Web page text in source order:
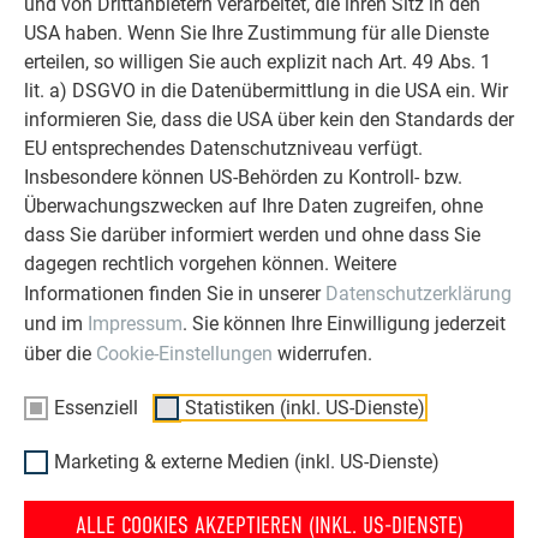
USA haben. Wenn Sie Ihre Zustimmung für alle Dienste
erteilen, so willigen Sie auch explizit nach Art. 49 Abs. 1
lit. a) DSGVO in die Datenübermittlung in die USA ein. Wir
informieren Sie, dass die USA über kein den Standards der
EU entsprechendes Datenschutzniveau verfügt.
Insbesondere können US-Behörden zu Kontroll- bzw.
Überwachungszwecken auf Ihre Daten zugreifen, ohne
dass Sie darüber informiert werden und ohne dass Sie
dagegen rechtlich vorgehen können. Weitere
Informationen finden Sie in unserer Datenschutzerklärung
und im Impressum. Sie können Ihre Einwilligung jederzeit
über die Cookie-Einstellungen widerrufen.
Essenziell Statistiken (inkl. US-Dienste)
Marketing & externe Medien (inkl. US-Dienste)
ALLE COOKIES AKZEPTIEREN (INKL. US-DIENSTE)
ERFAHRUNGSBERICHTE LESEN
PREFA SANIERUNGSGALERIE
OBJEKTE VOR UND NACH DER SANIERUNG